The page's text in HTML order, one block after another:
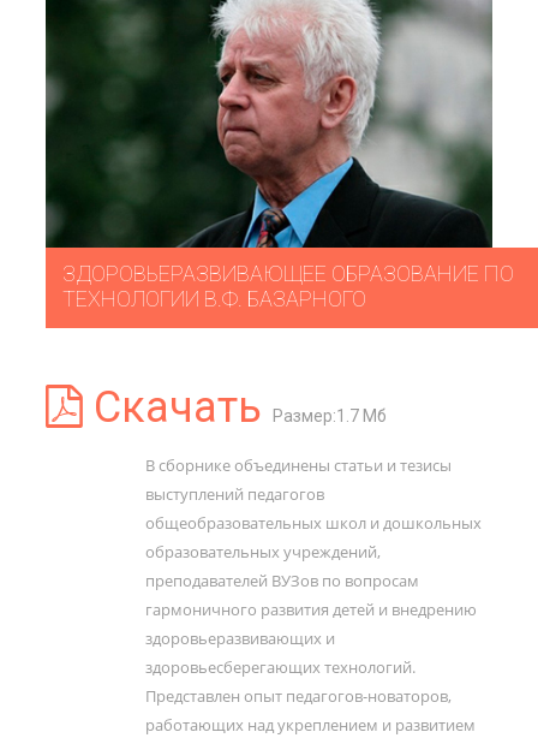
ЗДОРОВЬЕРАЗВИВАЮЩЕЕ ОБРАЗОВАНИЕ ПО
ТЕХНОЛОГИИ В.Ф. БАЗАРНОГО
Скачать Размер:1.7 Мб
В сборнике объединены статьи и тезисы
выступлений педагогов
общеобразовательных школ и дошкольных
образовательных учреждений,
преподавателей ВУЗов по вопросам
гармоничного развития детей и внедрению
здоровьеразвивающих и
здоровьесберегающих технологий.
Представлен опыт педагогов-новаторов,
работающих над укреплением и развитием